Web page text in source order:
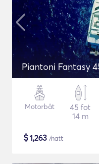
Piantoni Fantasy
Motorbåt
45 fot
14 m
$1,263 /natt